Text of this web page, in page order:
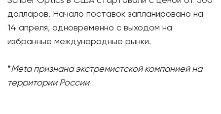
долларов. Начало поставок запланировано на
14 апреля, одновременно с выходом на
избранные международные рынки.
*Meta признана экстремистской компанией на
территории России